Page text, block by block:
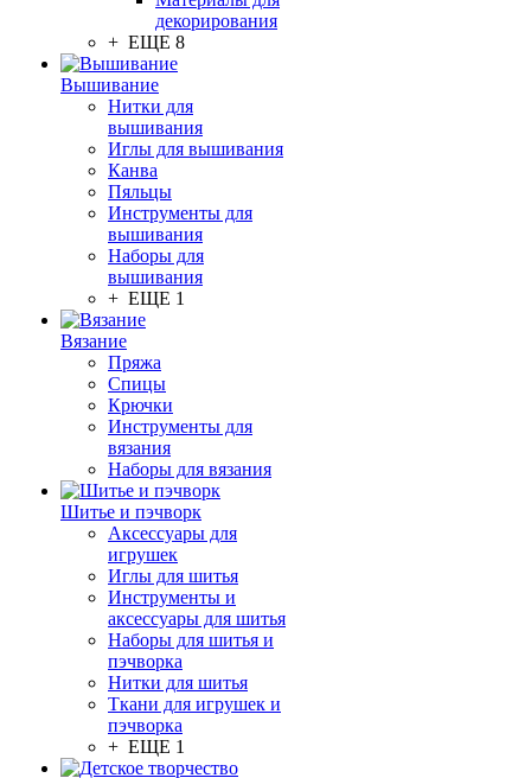
декорирования
+ ЕЩЕ 8
Вышивание
Нитки для
вышивания
Иглы для вышивания
Канва
Пяльцы
Инструменты для
вышивания
Наборы для
вышивания
+ ЕЩЕ 1
Вязание
Пряжа
Спицы
Крючки
Инструменты для
вязания
Наборы для вязания
Шитье и пэчворк
Аксессуары для
игрушек
Иглы для шитья
Инструменты и
аксессуары для шитья
Наборы для шитья и
пэчворка
Нитки для шитья
Ткани для игрушек и
пэчворка
+ ЕЩЕ 1